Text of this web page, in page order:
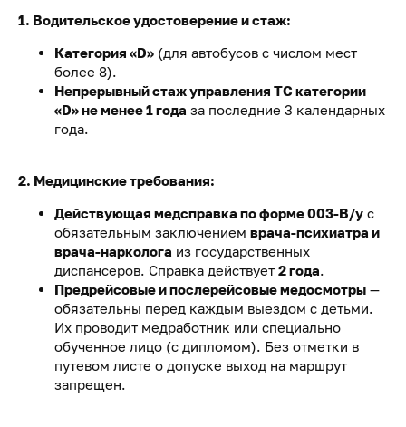
1. Водительское удостоверение и стаж:
Категория «D» (для автобусов с числом мест
более 8).
Непрерывный стаж управления ТС категории
«D» не менее 1 года за последние 3 календарных
года.
2. Медицинские требования:
Действующая медсправка по форме 003-В/у с
обязательным заключением врача-психиатра и
врача-нарколога из государственных
диспансеров. Справка действует 2 года.
Предрейсовые и послерейсовые медосмотры —
обязательны перед каждым выездом с детьми.
Их проводит медработник или специально
обученное лицо (с дипломом). Без отметки в
путевом листе о допуске выход на маршрут
запрещен.